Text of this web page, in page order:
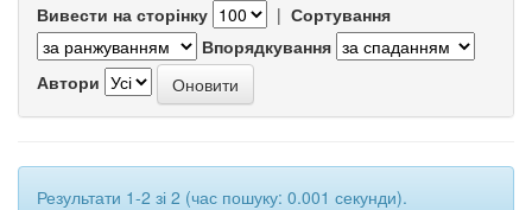
Вивести на сторінку | Сортування
Впорядкування
Автори
Результати 1-2 зі 2 (час пошуку: 0.001 секунди).